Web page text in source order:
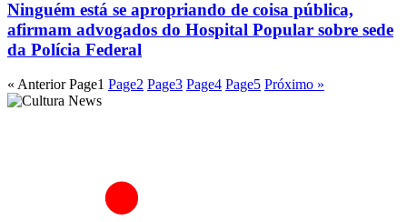
Ninguém está se apropriando de coisa pública,
afirmam advogados do Hospital Popular sobre sede
da Polícia Federal
« Anterior Page1 Page2 Page3 Page4 Page5 Próximo »